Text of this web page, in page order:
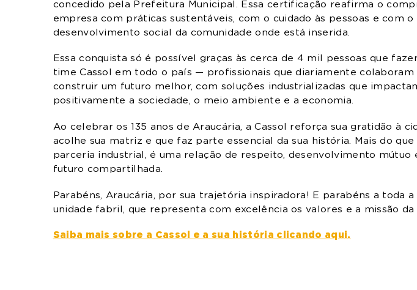
concedido pela Prefeitura Municipal. Essa certificação reafirma o
empresa com práticas sustentáveis, com o cuidado às pessoas e com o
desenvolvimento social da comunidade onde está inserida.
Essa conquista só é possível graças às cerca de 4 mil pessoas que
time Cassol em todo o país — profissionais que diariamente colaboram
construir um futuro melhor, com soluções industrializadas que
positivamente a sociedade, o meio ambiente e a economia.
Ao celebrar os 135 anos de Araucária, a Cassol reforça sua gratidão à
acolhe sua matriz e que faz parte essencial da sua história. Mais do que
parceria industrial, é uma relação de respeito, desenvolvimento mútuo
futuro compartilhada.
Parabéns, Araucária, por sua trajetória inspiradora! E parabéns a toda a
unidade fabril, que representa com excelência os valores e a missão da
Saiba mais sobre a Cassol e a sua história clicando aqui.